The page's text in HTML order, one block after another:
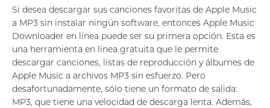
Si desea descargar sus canciones favoritas de Apple Music
a MP3 sin instalar ningún software, entonces Apple Music
Downloader en línea puede ser su primera opción. Esta es
una herramienta en línea gratuita que le permite
descargar canciones, listas de reproducción y álbumes de
Apple Music a archivos MP3 sin esfuerzo. Pero
desafortunadamente, sólo tiene un formato de salida:
MP3, que tiene una velocidad de descarga lenta. Además,